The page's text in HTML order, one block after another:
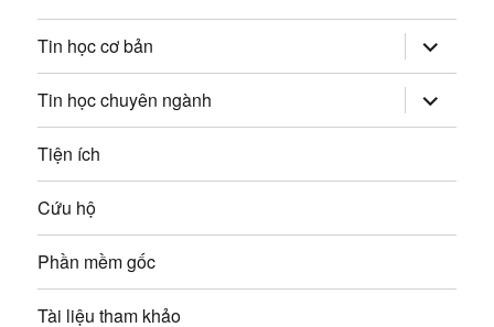
i
v
i
ế
t
Tin học cơ bản mở
rộng
trình
đơn
con
Tin học chuyên ngành mở
rộng
trình
Tiện ích
Cứu hộ
Phần mềm gốc
Tài liệu tham khảo